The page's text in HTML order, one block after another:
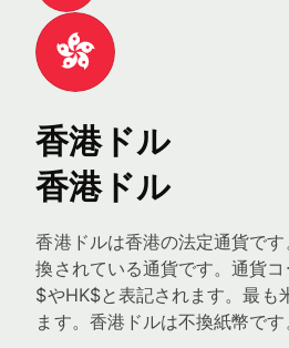
香港ドル
香港ドル
香港ドルは香港の法定通貨で
換されている通貨です。通貨コ
$やHK$と表記されます。最も
ます。香港ドルは不換紙幣です